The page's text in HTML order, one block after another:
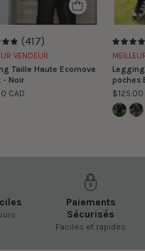
(417)
VENDEUR
Taille Haute Ecomove
- Noir
CAD
poches
$125.00
Paiements
Sécurisés
Faciles et rapides